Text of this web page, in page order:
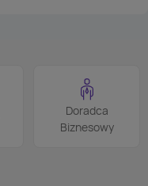
Doradca
Biznesowy